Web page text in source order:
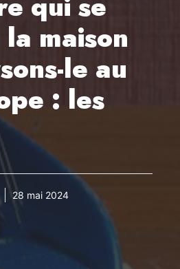
maison
le au
: les
28 mai 2024